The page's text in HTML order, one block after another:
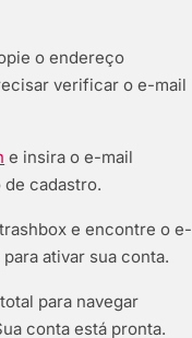
o endereço
verificar o e-mail
e insira o e-mail
cadastro.
e encontre o e-
ativar sua conta.
para navegar
conta está pronta.